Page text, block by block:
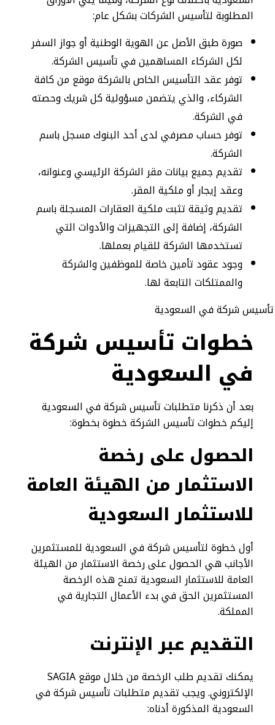
المطلوبة لتأسيس الشركات بشكل عام:
صورة طبق الأصل عن الهوية الوطنية أو جواز السفر
لكل الشركاء المساهمين في تأسيس الشركة.
توفر عقد التأسيس الخاص بالشركة موقع من كافة
الشركاء، والذي يتضمن مسؤولية كل شريك وحصته
في الشركة.
توفر حساب مصرفي لدى أحد البنوك مسجل باسم
الشركة.
تقديم جميع بيانات مقر الشركة الرئيسي وعنوانه،
وعقد إيجار أو ملكية المقر.
تقديم وثيقة تثبت ملكية العقارات المسجلة باسم
الشركة، إضافة إلى التجهيزات والأدوات التي
تستخدمها الشركة للقيام بعملها.
وجود عقود تأمين خاصة للموظفين والشركة
والممتلكات التابعة لها.
خطوات تأسيس شركة
في السعودية
بعد أن ذكرنا متطلبات تأسيس شركة في السعودية
إليكم خطوات تأسيس الشركة خطوة بخطوة:
الحصول على رخصة
الاستثمار من الهيئة العامة
للاستثمار السعودية
أول خطوة لتأسيس شركة في السعودية للمستثمرين
الأجانب هي الحصول على رخصة الاستثمار من الهيئة
العامة للاستثمار السعودية تمنح هذه الرخصة
المستثمرين الحق في بدء الأعمال التجارية في
المملكة.
التقديم عبر الإنترنت
يمكنك تقديم طلب الرخصة من خلال موقع SAGIA
الإلكتروني. ويجب تقديم متطلبات تأسيس شركة في
السعودية المذكورة أدناه: